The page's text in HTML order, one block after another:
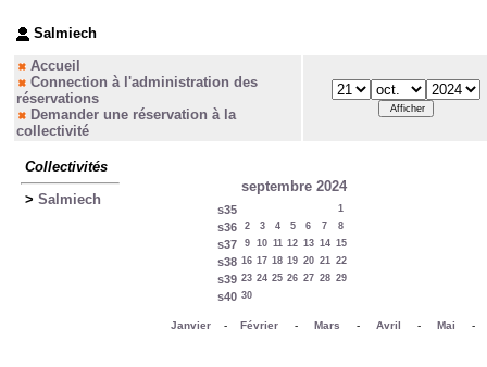
Salmiech
Accueil
Connection à l'administration des
réservations
Demander une réservation à la
collectivité
Collectivités
> Salmiech
septembre 2024
s35 1
s36 2 3 4 5 6 7 8
s37 9 10 11 12 13 14 15
s38 16 17 18 19 20 21 22
s39 23 24 25 26 27 28 29
s40 30
Janvier- Février- Mars - Avril - Mai